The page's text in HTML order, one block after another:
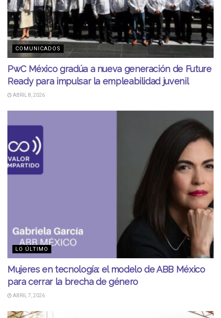
COMUNICADOS
PwC México gradúa a nueva generación de Future
Ready para impulsar la empleabilidad juvenil
ABRIL 8, 2026
LO ÚLTIMO
Mujeres en tecnología: el modelo de ABB México
para cerrar la brecha de género
ABRIL 7, 2026